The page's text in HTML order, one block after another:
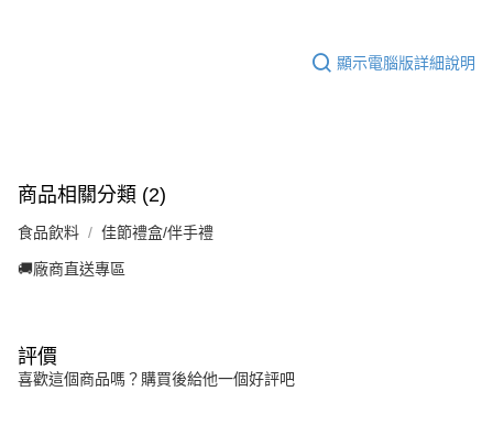
顯示電腦版詳細說明
商品相關分類 (2)
食品飲料 佳節禮盒/伴手禮
🚚廠商直送專區
評價
喜歡這個商品嗎？購買後給他一個好評吧